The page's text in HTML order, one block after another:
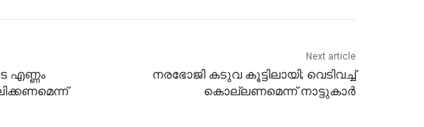
എണ്ണം
Next article
നരഭോജി കടുവ കൂട്ടിലായി; വെടിവച്ച്
കൊല്ലണമെന്ന് നാട്ടുകാർ